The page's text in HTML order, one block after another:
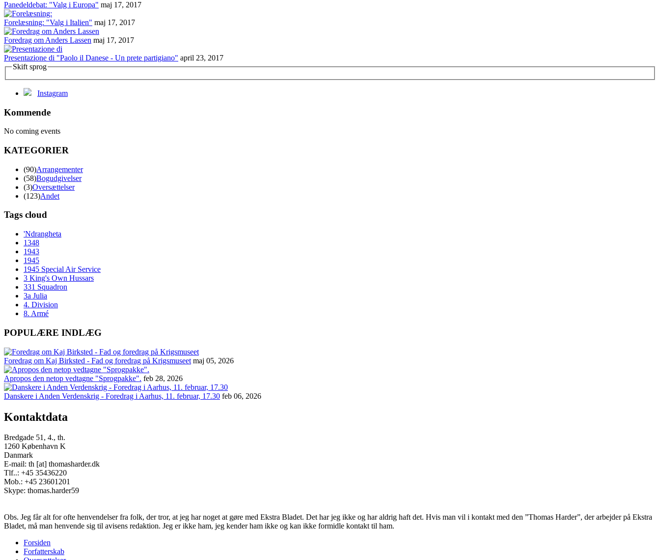
Panedeldebat: "Valg i Europa" maj 17, 2017
Forelæsning: "Valg i Italien" maj 17, 2017
Foredrag om Anders Lassen maj 17, 2017
Presentazione di "Paolo il Danese - Un prete partigiano" april 23, 2017
Skift sprog
Instagram
Kommende
No coming events
KATEGORIER
(90)Arrangementer
(58)Bogudgivelser
(3)Oversættelser
(123)Andet
Tags cloud
'Ndrangheta
1348
1943
1945
1945 Special Air Service
3 King's Own Hussars
331 Squadron
3a Julia
4. Division
8. Armé
POPULÆRE INDLÆG
Foredrag om Kaj Birksted - Fad og foredrag på Krigsmuseet maj 05, 2026
Apropos den netop vedtagne "Sprogpakke". feb 28, 2026
Danskere i Anden Verdenskrig - Foredrag i Aarhus, 11. februar, 17.30 feb 06, 2026
Kontaktdata
Bredgade 51, 4., th.
1260 København K
Danmark
E-mail: th [at] thomasharder.dk
Tlf..: +45 35436220
Mob.: +45 23601201
Skype: thomas.harder59
Obs. Jeg får alt for ofte henvendelser fra folk, der tror, at jeg har noget at gøre med Ekstra Bladet. Det har jeg ikke og har aldrig haft det. Hvis man vil i kontakt med den ”Thomas Harder”, der arbejder på Ekstra
Bladet, må man henvende sig til avisens redaktion. Jeg er ikke ham, jeg kender ham ikke og kan ikke formidle kontakt til ham.
Footer
Forsiden
Forfatterskab